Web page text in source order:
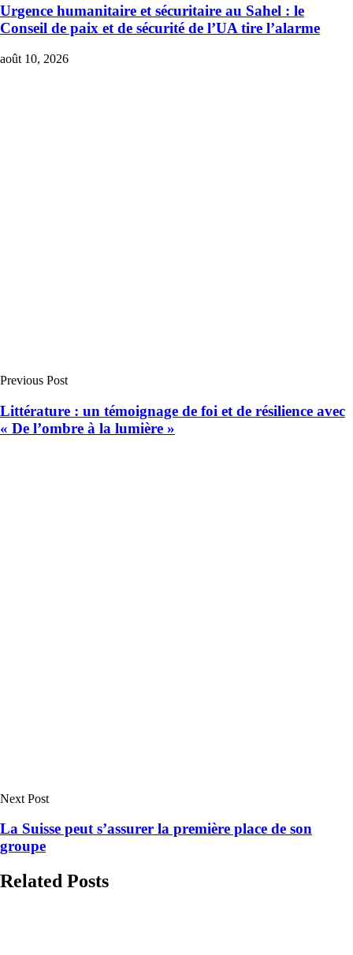
Urgence humanitaire et sécuritaire au Sahel : le
Conseil de paix et de sécurité de l’UA tire l’alarme
août 10, 2026
Previous Post
Littérature : un témoignage de foi et de résilience avec
« De l’ombre à la lumière »
Next Post
La Suisse peut s’assurer la première place de son
groupe
Related Posts